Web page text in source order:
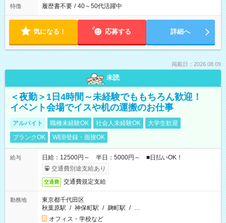
特徴 履歴書不要 / 40～50代活躍中
気になる！ 応募する 詳細へ
掲載日：2026.08.09
未読
＜夜勤＞1日4時間～未経験でももちろん歓迎！
イベント会場でイスや机の運搬のお仕事
アルバイト 職種未経験OK 社会人未経験OK
大学生歓迎
ブランクOK
WEB登録・面接OK
給与
日給：12500円～ 半日：5000円～ ■日払いOK！
交通費別途支給あり
交通費 交通費規定支給
勤務地
東京都千代田区
秋葉原駅 / 神保町駅 / 麹町駅 / …
オフィス・学校など